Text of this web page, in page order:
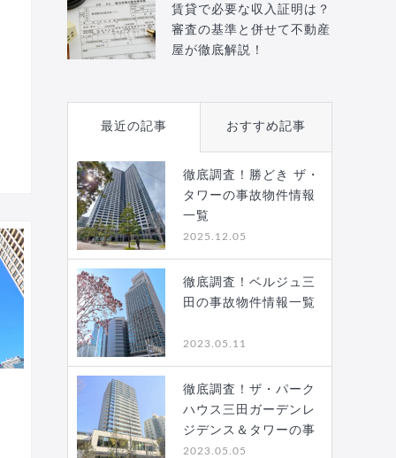
賃貸で必要な収入証明は？
審査の基準と併せて不動産
屋が徹底解説！
最近の記事 おすすめ記事
徹底調査！勝どき ザ・
タワーの事故物件情報
一覧
2025.12.05
徹底調査！ベルジュ三
田の事故物件情報一覧
2023.05.11
徹底調査！ザ・パーク
ハウス三田ガーデンレ
ジデンス＆タワーの事
故…
2023.05.05